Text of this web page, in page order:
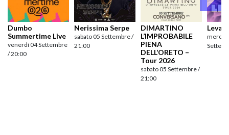
Dumbo
Summertime Live
venerdì 04 Settembre
/ 20:00
Nerissima Serpe
sabato 05 Settembre /
21:00
DIMARTINO
L’IMPROBABILE
PIENA
DELL’ORETO –
Tour 2026
sabato 05 Settembre /
21:00